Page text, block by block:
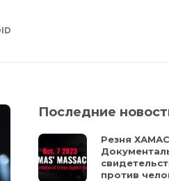
Последние
Резня
против